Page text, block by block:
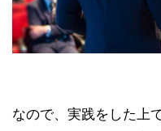
なので、実践をした上